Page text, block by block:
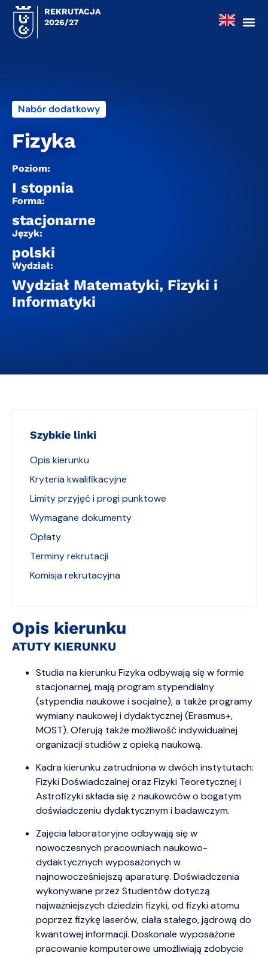
REKRUTACJA
2026/27
Nabór dodatkowy
Fizyka
Poziom:
I stopnia
Forma:
stacjonarne
Język:
polski
Wydział:
Wydział Matematyki, Fizyki i
Informatyki
Opis kierunku
ATUTY KIERUNKU
Studia na kierunku Fizyka odbywają się w formie
stacjonarnej, mają program stypendialny
(stypendia naukowe i socjalne), a także programy
wymiany naukowej i dydaktycznej (Erasmus+,
MOST). Oferują także możliwość indywidualnej
organizacji studiów z opieką naukową.
Kadra kierunku zatrudniona w dwóch instytutach:
Fizyki Doświadczalnej oraz Fizyki Teoretycznej i
Astrofizyki składa się z naukowców o bogatym
doświadczeniu dydaktycznym i badawczym.
Zajęcia laboratoryjne odbywają się w
nowoczesnych pracowniach naukowo-
dydaktycznych wyposażonych w
najnowocześniejszą aparaturę. Doświadczenia
wykonywane przez Studentów dotyczą
najważniejszych dziedzin fizyki, od fizyki atomu
poprzez fizykę laserów, ciała stałego, jądrową do
kwantowej informacji. Doskonale wyposażone
pracowanie komputerowe umożliwiają zdobycie
Szybkie linki
Opis kierunku
Kryteria kwalifikacyjne
Limity przyjęć i progi punktowe
Wymagane dokumenty
Opłaty
Terminy rekrutacji
Komisja rekrutacyjna